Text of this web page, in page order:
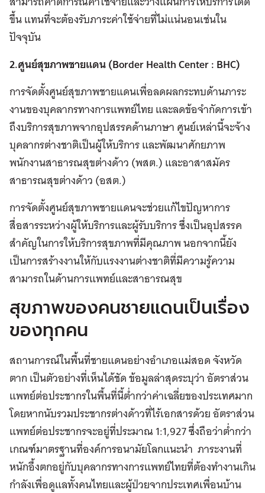
ขึ้น แทนที่จะต้องรับภาระค่าใช้จ่ายที่ไม่แน่นอนเช่นใน
ปัจจุบัน
2.ศูนย์สุขภาพชายแดน (Border Health Center : BHC)
การจัดตั้งศูนย์สุขภาพชายแดนเพื่อลดผลกระทบด้านภาระ
งานของบุคลากรทางการแพทย์ไทย และลดข้อจำกัดการเข้า
ถึงบริการสุขภาพจากอุปสรรคด้านภาษา ศูนย์เหล่านี้จะจ้าง
บุคลากรต่างชาติเป็นผู้ให้บริการ และพัฒนาศักยภาพ
พนักงานสาธารณสุขต่างด้าว (พสต.) และอาสาสมัคร
สาธารณสุขต่างด้าว (อสต.)
การจัดตั้งศูนย์สุขภาพชายแดนจะช่วยแก้ไขปัญหาการ
สื่อสารระหว่างผู้ให้บริการและผู้รับบริการ ซึ่งเป็นอุปสรรค
สำคัญในการให้บริการสุขภาพที่มีคุณภาพ นอกจากนี้ยัง
เป็นการสร้างงานให้กับแรงงานต่างชาติที่มีความรู้ความ
สามารถในด้านการแพทย์และสาธารณสุข
สุขภาพของคนชายแดนเป็นเรื่อง
ของทุกคน
สถานการณ์ในพื้นที่ชายแดนอย่างอำเภอแม่สอด จังหวัด
ตาก เป็นตัวอย่างที่เห็นได้ชัด ข้อมูลล่าสุดระบุว่า อัตราส่วน
แพทย์ต่อประชากรในพื้นที่นี้ต่ำกว่าค่าเฉลี่ยของประเทศมาก
โดยหากนับรวมประชากรต่างด้าวที่ไร้เอกสารด้วย อัตราส่วน
แพทย์ต่อประชากรจะอยู่ที่ประมาณ 1:1,927 ซึ่งถือว่าต่ำกว่า
เกณฑ์มาตรฐานที่องค์การอนามัยโลกแนะนำ ภาระงานที่
หนักอึ้งตกอยู่กับบุคลากรทางการแพทย์ไทยที่ต้องทำงานเกิน
กำลังเพื่อดูแลทั้งคนไทยและผู้ป่วยจากประเทศเพื่อนบ้าน